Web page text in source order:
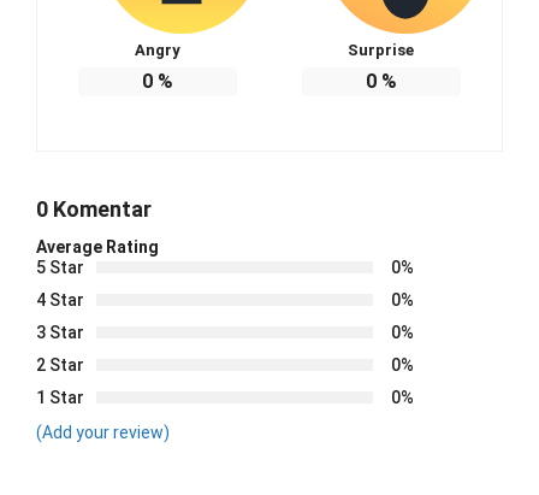
Angry
0%
Surprise
0%
0 Komentar
Average Rating
5 Star
0%
4 Star
0%
3 Star
0%
2 Star
0%
1 Star
0%
(Add your review)